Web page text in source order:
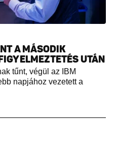
A MÁSODIK
UTÁN
tűnt, végül az IBM
napjához vezetett a